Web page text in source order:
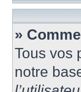
»
Tous vos
notre